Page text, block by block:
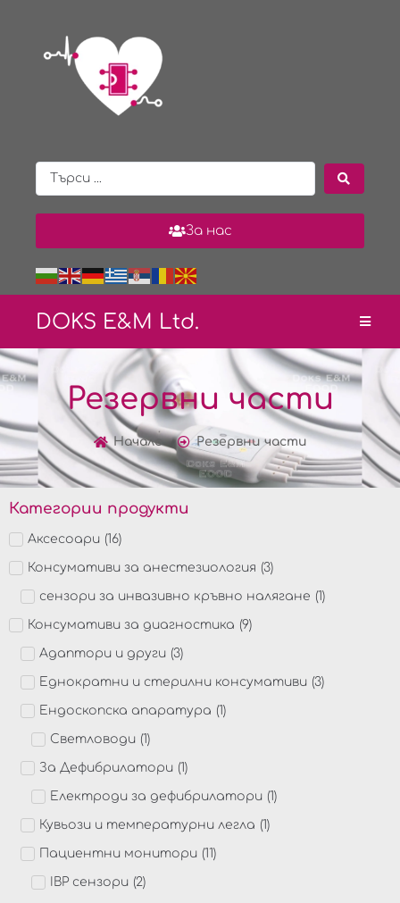
За нас
DOKS E& M Ltd.
Резервни части
Начало Резервни части
Категории продукти
Аксесоари (16)
Консумативи за анестезиология (3)
сензори за инвазивно кръвно налягане (1)
Консумативи за диагностика (9)
Адаптори и други (3)
Еднократни и стерилни консумативи (3)
Ендоскопска апаратура (1)
Светловоди (1)
За Дефибрилатори (1)
Електроди за дефибрилатори (1)
Кувьози и температурни легла (1)
Пациентни монитори (11)
IBP сензори (2)